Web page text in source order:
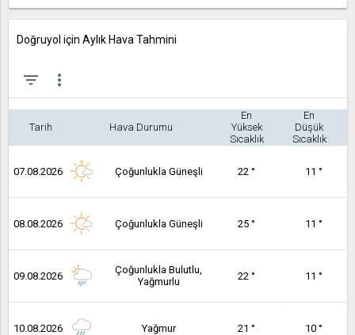
Doğruyol için Aylık Hava Tahmini
filter_list more_vert
Tarih Hava Durumu
En
Yüksek
Sıcaklık
En
Düşük
Sıcaklık
07.08.2026 Çoğunlukla Güneşli 22 ° 11 °
08.08.2026 Çoğunlukla Güneşli 25 ° 11 °
09.08.2026
Çoğunlukla Bulutlu,
Yağmurlu
22 ° 11 °
10.08.2026 Yağmur 21 ° 10 °